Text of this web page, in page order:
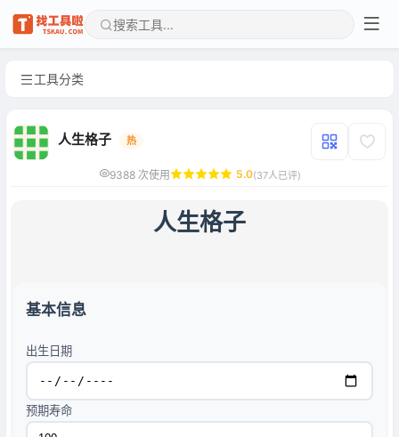
工具分类
人生格子 热
9388 次使用 5.0(37人已评)
人生格子
基本信息
出生日期
预期寿命